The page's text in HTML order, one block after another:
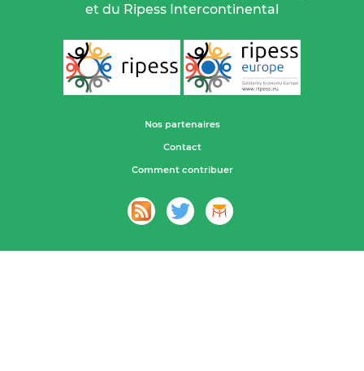
et du Ripess Intercontinental
Nos partenaires
Contact
Comment contribuer